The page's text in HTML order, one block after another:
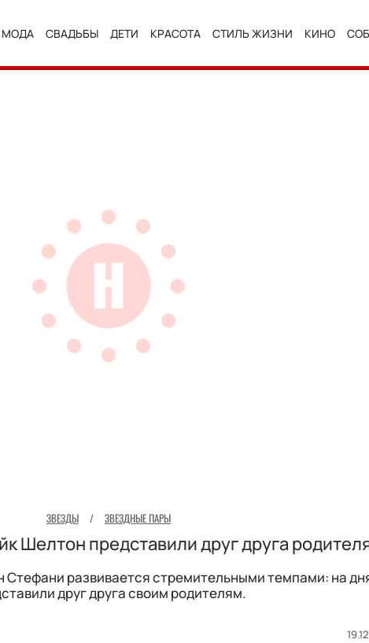
МОДА СВАДЬБЫ ДЕТИ КРАСОТА СТИЛЬ ЖИЗНИ КИНО
ЗВЕЗДЫ / ЗВЕЗДНЫЕ ПАРЫ
Шелтон представили друг друга
Стефани развивается стремительными темпами: на
друг друга своим родителям.